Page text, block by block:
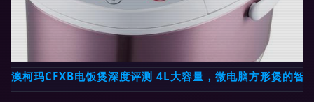
澳柯玛CFXB电饭煲深度评测 4L大容量，微电脑方形煲的智